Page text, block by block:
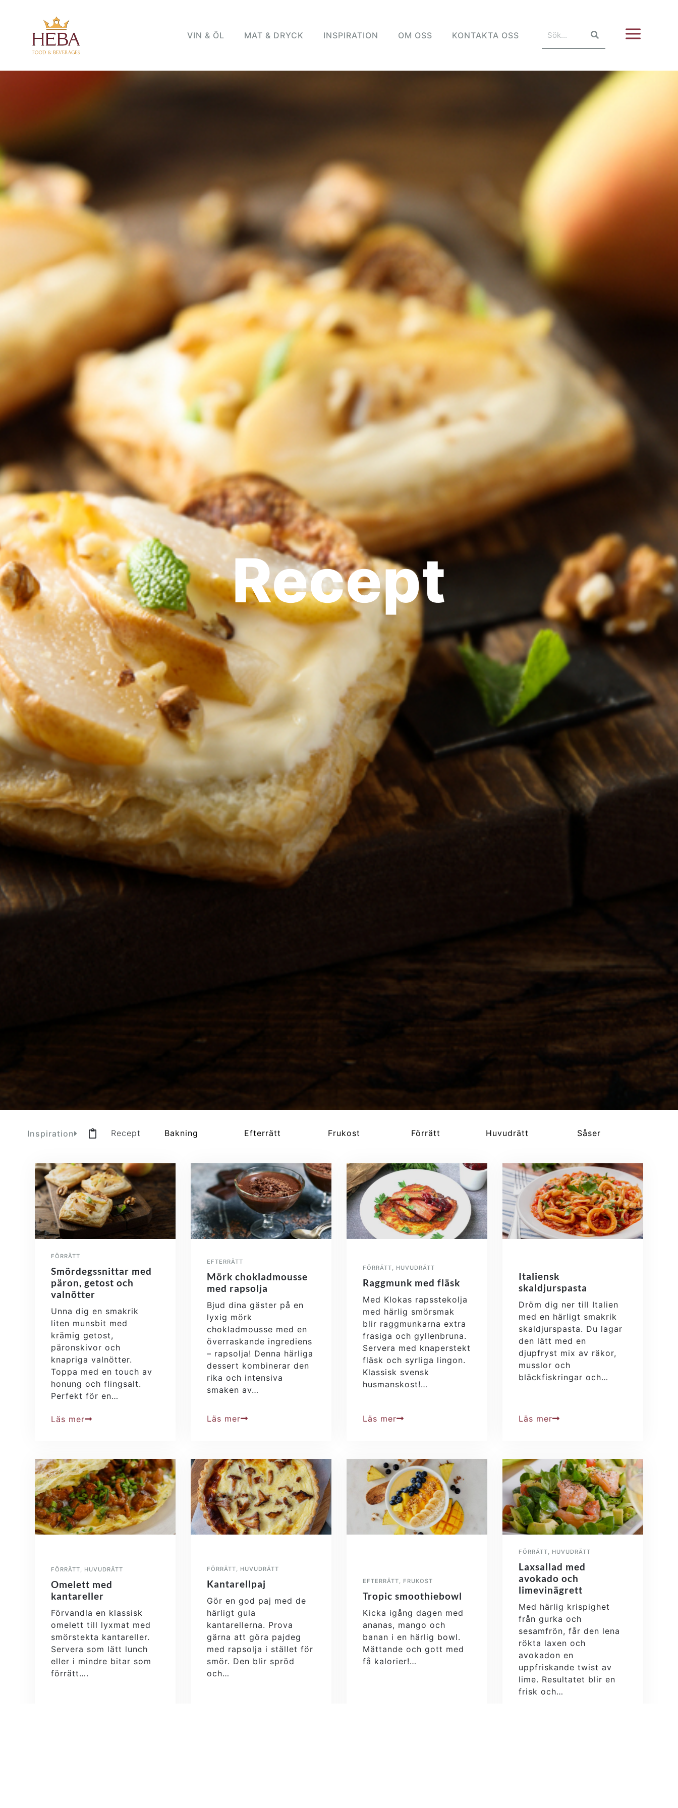
VIN & ÖL MAT & DRYCK INSPIRATION OM OSS KONTAKTA OSS
Recept
Inspiration Recept Bakning Efterrätt Frukost Förrätt Huvudrätt Såser
FÖRRÄTT
Smördegssnittar med
päron, getost och
valnötter
Unna dig en smakrik
liten munsbit med
krämig getost,
päronskivor och
knapriga valnötter.
Toppa med en touch av
honung och flingsalt.
Perfekt för en…
Läs mer
EFTERRÄTT
Mörk chokladmousse
med rapsolja
Bjud dina gäster på en
lyxig mörk
chokladmousse med en
överraskande ingrediens
– rapsolja! Denna härliga
dessert kombinerar den
rika och intensiva
smaken av…
Läs mer
FÖRRÄTT HUVUDRÄTT
Raggmunk med fläsk
Med Klokas rapsstekolja
med härlig smörsmak
blir raggmunkarna extra
frasiga och gyllenbruna.
Servera med knaperstekt
fläsk och syrliga lingon.
Klassisk svensk
husmanskost!…
Läs mer
Italiensk
skaldjurspasta
Dröm dig ner till Italien
med en härligt smakrik
skaldjurspasta. Du lagar
den lätt med en
djupfryst mix av räkor,
musslor och
bläckfiskringar och…
Läs mer
FÖRRÄTT, HUVUDRÄTT
Omelett med
kantareller
Förvandla en klassisk
omelett till lyxmat med
smörstekta kantareller.
Servera som lätt lunch
eller i mindre bitar som
förrätt….
FÖRRÄTT, HUVUDRÄTT
Kantarellpaj
Gör en god paj med de
härligt gula
kantarellerna. Prova
gärna att göra pajdeg
med rapsolja i stället för
smör. Den blir spröd
och…
EFTERRÄTT, FRUKOST
Tropic smoothiebowl
Kicka igång dagen med
ananas, mango och
banan i en härlig bowl.
Mättande och gott med
få kalorier!…
FÖRRÄTT, HUVUDRÄTT
Laxsallad med
avokado och
limevinägrett
Med härlig krispighet
från gurka och
sesamfrön, får den lena
rökta laxen och
avokadon en
uppfriskande twist av
lime. Resultatet blir en
frisk och…